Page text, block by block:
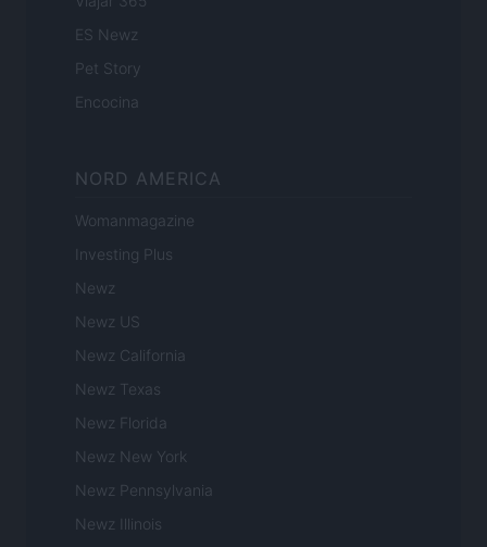
ES Newz
Pet Story
Encocina
NORD AMERICA
Womanmagazine
Investing Plus
Newz
Newz US
Newz California
Newz Texas
Newz Florida
Newz New York
Newz Pennsylvania
Newz Illinois